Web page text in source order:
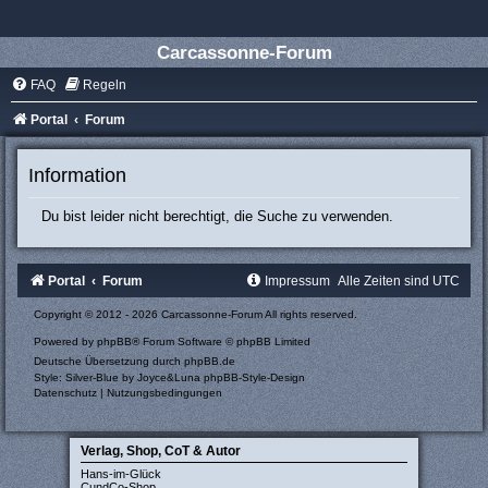
Carcassonne-Forum
FAQ Regeln
Portal Forum
Information
Du bist leider nicht berechtigt, die Suche zu verwenden.
Portal Forum Alle Zeiten sind UTC
Impressum
Copyright © 2012 - 2026 Carcassonne-Forum All rights reserved.
Powered by phpBB® Forum Software © phpBB Limited
Deutsche Übersetzung durch phpBB.de
Style: Silver-Blue by Joyce&LunaphpBB-Style-Design
Datenschutz | Nutzungsbedingungen
Verlag, Shop, CoT & Autor
Hans-im-Glück